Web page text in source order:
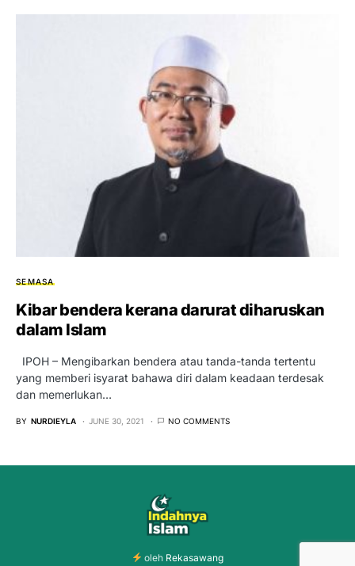
SEMASA
Kibar bendera kerana darurat diharuskan
dalam Islam
IPOH – Mengibarkan bendera atau tanda-tanda tertentu
yang memberi isyarat bahawa diri dalam keadaan terdesak
dan memerlukan…
BY NURDIEYLA JUNE 30, 2021 NO COMMENTS
oleh Rekasawang